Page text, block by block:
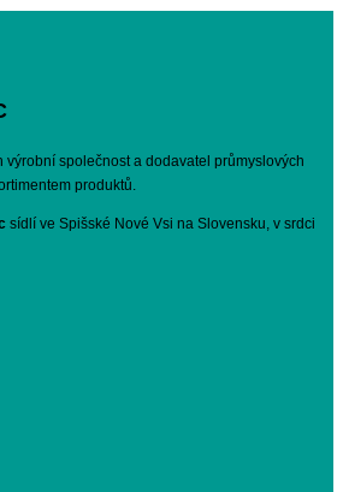
výrobní společnost a dodavatel průmyslových
produktů.
sídlí ve Spišské Nové Vsi na Slovensku, v srdci